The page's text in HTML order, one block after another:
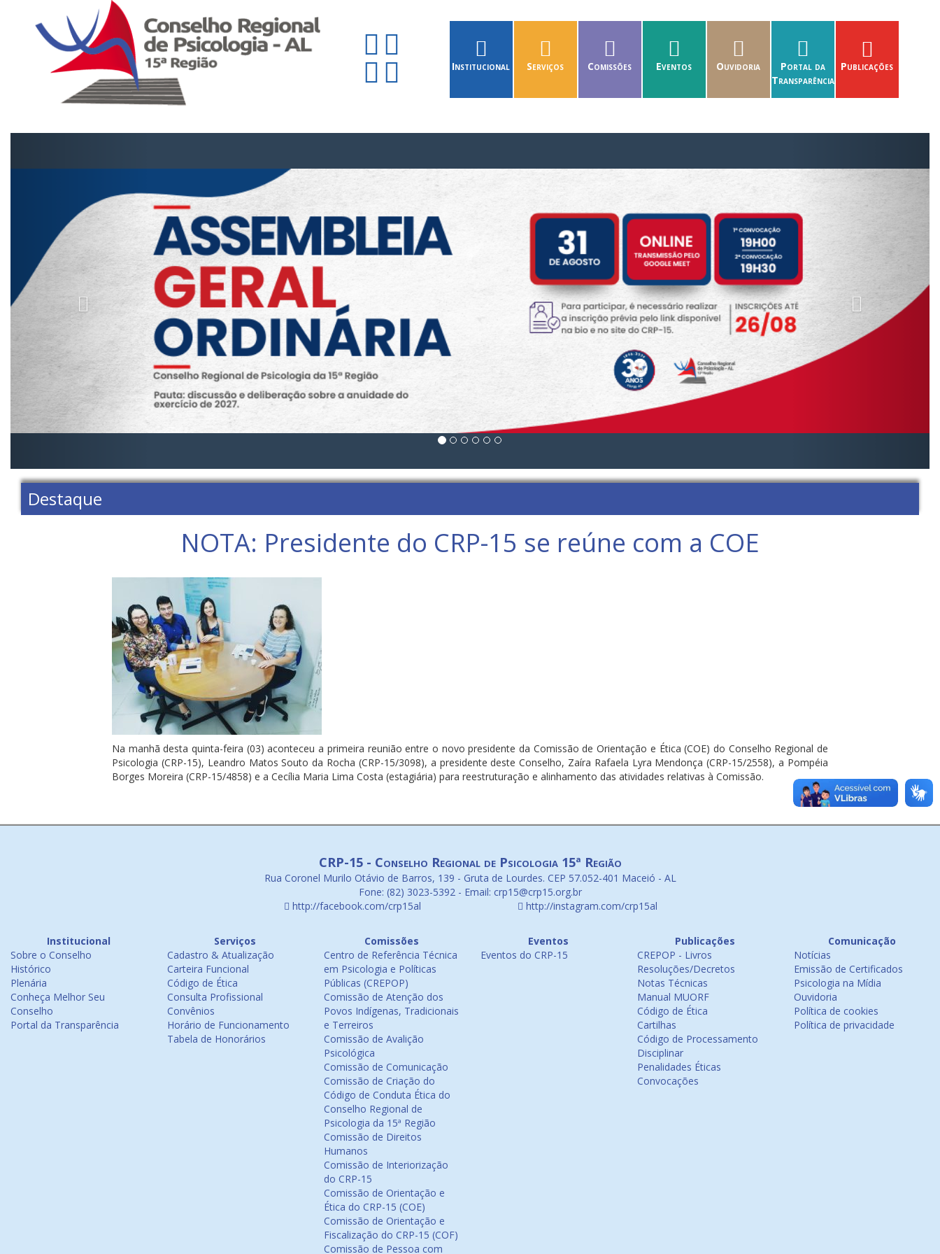
Institucional Serviços Comissões Eventos Ouvidoria
Portal da
Transparência
Publicações
Destaque
NOTA: Presidente do CRP-15 se reúne com a COE
Na manhã desta quinta-feira (03) aconteceu a primeira reunião entre o novo presidente da Comissão de Orientação e Ética (COE) do Conselho Regional de
Psicologia (CRP-15), Leandro Matos Souto da Rocha (CRP-15/3098), a presidente deste Conselho, Zaíra Rafaela Lyra Mendonça (CRP-15/2558), a Pompéia
Borges Moreira (CRP-15/4858) e a Cecília Maria Lima Costa (estagiária) para reestruturação e alinhamento das atividades relativas à Comissão.
CRP-15 - Conselho Regional de Psicologia 15ª Região
Rua Coronel Murilo Otávio de Barros, 139 - Gruta de Lourdes. CEP 57.052-401 Maceió - AL
Fone: (82) 3023-5392 - Email: crp15@crp15.org.br
http://facebook.com/crp15al
http://instagram.com/crp15al
Institucional
Sobre o Conselho
Histórico
Plenária
Conheça Melhor Seu
Conselho
Portal da Transparência
Serviços
Cadastro & Atualização
Carteira Funcional
Código de Ética
Consulta Profissional
Convênios
Horário de Funcionamento
Tabela de Honorários
Comissões
Centro de Referência Técnica
em Psicologia e Políticas
Públicas (CREPOP)
Comissão de Atenção dos
Povos Indígenas, Tradicionais
e Terreiros
Comissão de Avalição
Psicológica
Comissão de Comunicação
Comissão de Criação do
Código de Conduta Ética do
Conselho Regional de
Psicologia da 15ª Região
Comissão de Direitos
Humanos
Comissão de Interiorização
do CRP-15
Comissão de Orientação e
Ética do CRP-15 (COE)
Comissão de Orientação e
Fiscalização do CRP-15 (COF)
Comissão de Pessoa com
Eventos
Eventos do CRP-15
Publicações
CREPOP - Livros
Resoluções/Decretos
Notas Técnicas
Manual MUORF
Código de Ética
Cartilhas
Código de Processamento
Disciplinar
Penalidades Éticas
Convocações
Comunicação
Notícias
Emissão de Certificados
Psicologia na Mídia
Ouvidoria
Política de cookies
Política de privacidade